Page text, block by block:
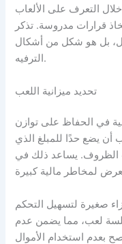
التعرف على الألعاب
قرارات مدروسة. تذكر
بل هو شكل من أشكال
الترفيه.
تحديد ميزانية اللعب
في الحفاظ على توازن
يضع حدًا للمبلغ الذي
الظروف. يساعد ذلك في
صغيرة لتسهيل التحكم
لعب، مما يضمن عدم
بعدم استخدام الأموال